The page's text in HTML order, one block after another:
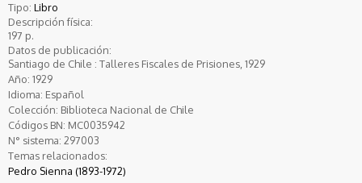
Tipo: Libro
Descripción física:
197 p.
Datos de publicación:
Santiago de Chile : Talleres Fiscales de Prisiones, 1929
Año: 1929
Idioma: Español
Colección: Biblioteca Nacional de Chile
Códigos BN: MC0035942
N° sistema: 297003
Temas relacionados:
Pedro Sienna (1893-1972)